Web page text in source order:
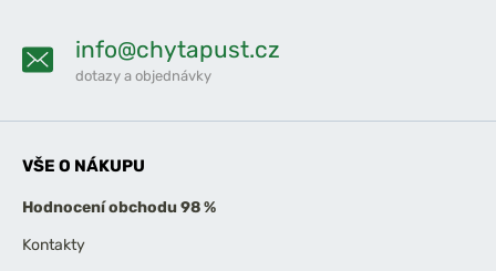
info@chytapust.cz
dotazy a objednávky
VŠE O NÁKUPU
Hodnocení obchodu 98 %
Kontakty